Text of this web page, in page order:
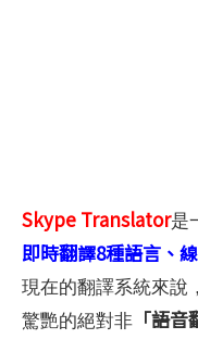
Skype Translator是
即時翻譯8種語言、
現在的翻譯系統來說
驚艷的絕對非 「語音